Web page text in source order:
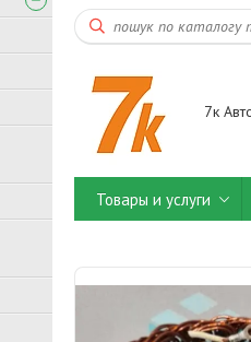
7к
Товары и услуги